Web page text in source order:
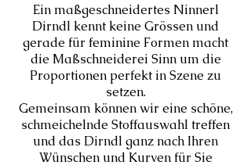
Ein maßgeschneidertes Ninnerl
Dirndl kennt keine Grössen und
gerade für feminine Formen macht
die Maßschneiderei Sinn um die
Proportionen perfekt in Szene zu
setzen.
Gemeinsam können wir eine schöne,
schmeichelnde Stoffauswahl treffen
und das Dirndl ganz nach Ihren
Wünschen und Kurven für Sie